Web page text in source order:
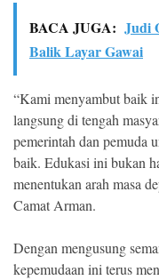
BACA JUGA: Judi
Balik Layar Gawai
“Kami menyambut baik
langsung di tengah
pemerintah dan pemuda
baik. Edukasi ini bukan
menentukan arah masa
Camat Arman.
Dengan mengusung
kepemudaan ini terus